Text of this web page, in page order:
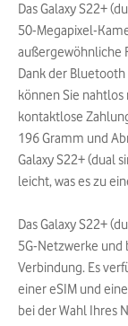
Das Galaxy S22+
50-Megapixel-
außergewöhnliche
Dank der
können Sie
kontaktlose
196 Gramm und
Galaxy S22+ (dual
leicht, was es zu
Das Galaxy S22+
5G-Netzwerke und
Verbindung. Es
einer eSIM und
bei der Wahl Ihres